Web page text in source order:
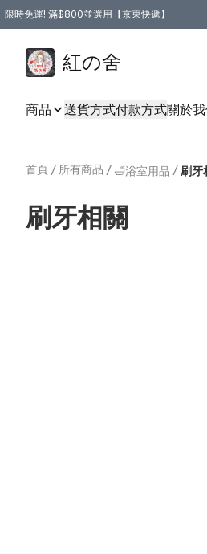
限時免運! 滿$800並選用【京東快遞】
紅の舍
商品 送貨方式付款方式關於
首頁 / 所有商品 / 🛁浴室用品 / 刷牙
刷牙相關